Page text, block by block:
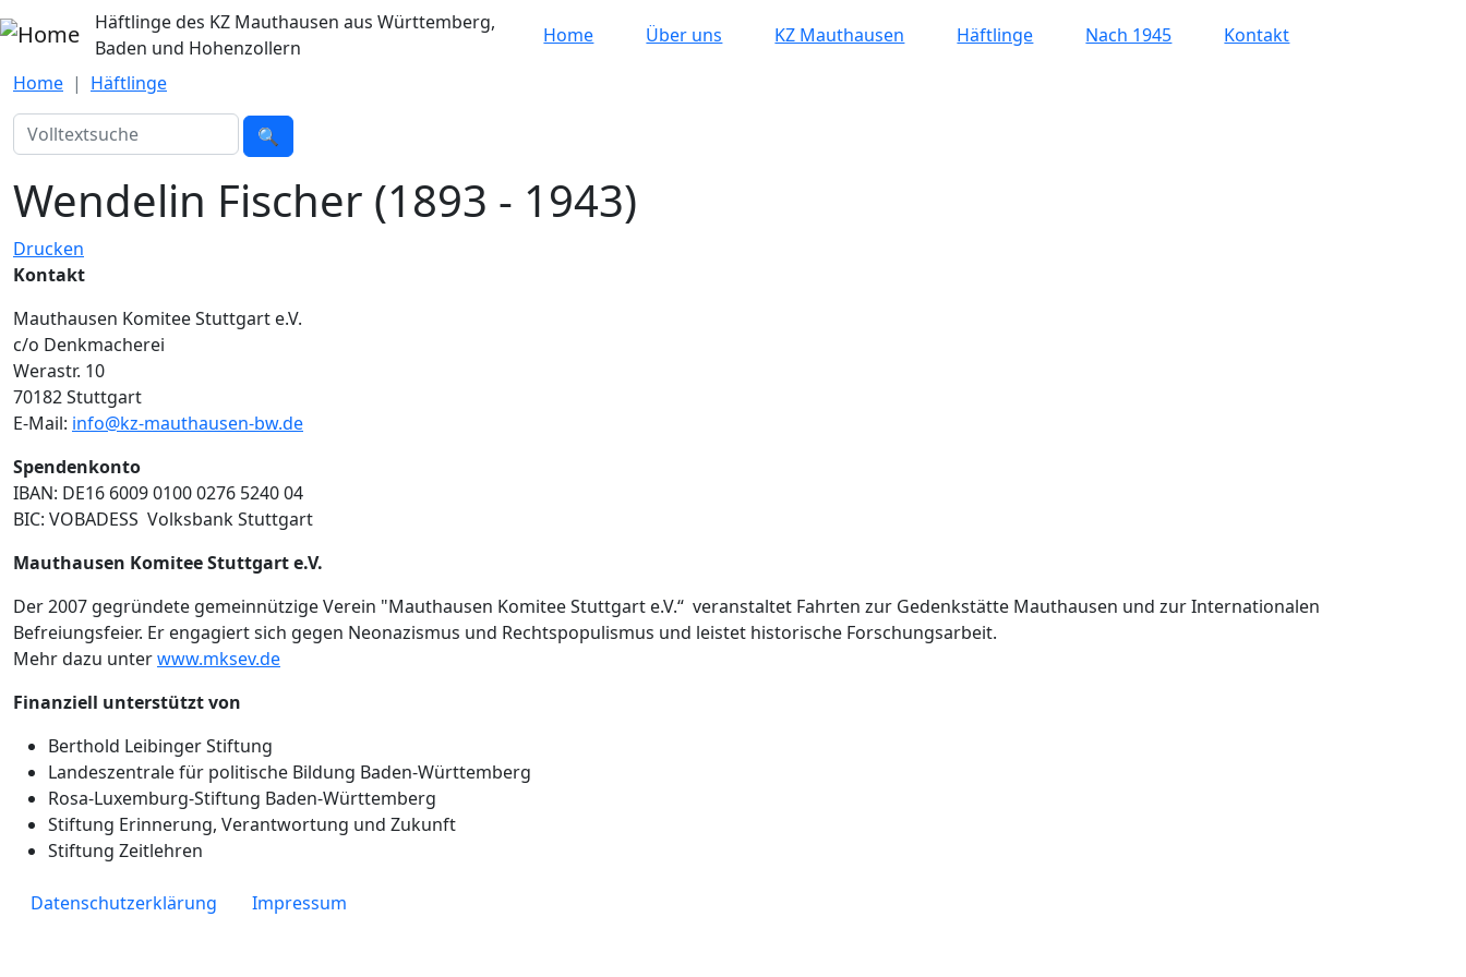
Direkt zum InhaltHäftlinge des KZ Mauthausen aus Württemberg,
Baden und Hohenzollern
Home Über uns KZ Mauthausen Häftlinge Nach 1945
Kontakt
Home
Häftlinge
Suche
🔍
Wendelin Fischer (1893 - 1943)
Drucken
Kontakt
Mauthausen Komitee Stuttgart e.V.
c/o Denkmacherei
Werastr. 10
70182 Stuttgart
E-Mail: info@kz-mauthausen-bw.de
Spendenkonto
IBAN: DE16 6009 0100 0276 5240 04
BIC: VOBADESS Volksbank Stuttgart
Mauthausen Komitee Stuttgart e.V.
Der 2007 gegründete gemeinnützige Verein "Mauthausen Komitee Stuttgart e.V.“ veranstaltet Fahrten zur Gedenkstätte Mauthausen und zur Internationalen
Befreiungsfeier. Er engagiert sich gegen Neonazismus und Rechtspopulismus und leistet historische Forschungsarbeit.
Mehr dazu unterwww.mksev.de
Finanziell unterstützt von
Berthold Leibinger Stiftung
Landeszentrale für politische Bildung Baden-Württemberg
Rosa-Luxemburg-Stiftung Baden-Württemberg
Stiftung Erinnerung, Verantwortung und Zukunft
Stiftung Zeitlehren
Fußzeile
Datenschutzerklärung Impressum